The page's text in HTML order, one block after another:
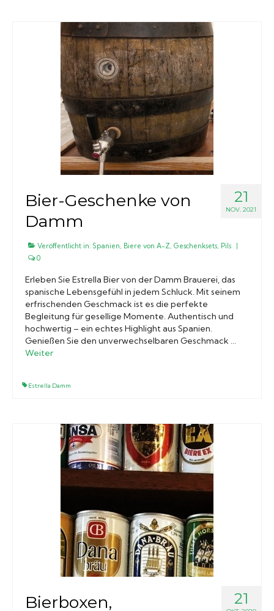
21
NOV. 2021
Bier-Geschenke von
Damm
Veröffentlicht in: Spanien, Biere von A-Z, Geschenksets, Pils
0
Erleben Sie Estrella Bier von der Damm Brauerei, das
spanische Lebensgefühl in jedem Schluck. Mit seinem
erfrischenden Geschmack ist es die perfekte
Begleitung für gesellige Momente. Authentisch und
hochwertig – ein echtes Highlight aus Spanien.
Genießen Sie den unverwechselbaren Geschmack …
Weiter
Estrella Damm
21
Bierboxen,